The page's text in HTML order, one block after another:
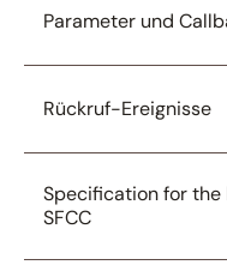
Parameter und
Rückruf-Ereignisse
Specification for
SFCC